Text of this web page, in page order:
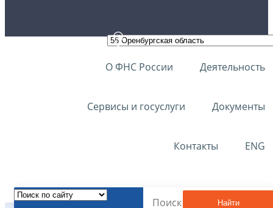
О ФНС России Деятельность
Сервисы и госуслуги Документы
Контакты ENG
Найти